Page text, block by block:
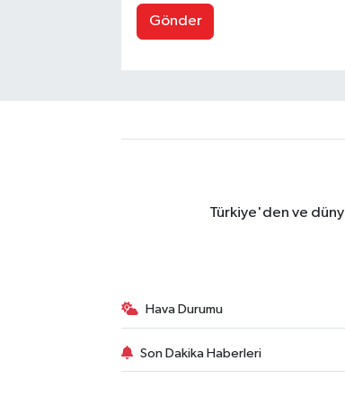
Gönder
Türkiye'den ve
Hava Durumu
Son Dakika Haberleri